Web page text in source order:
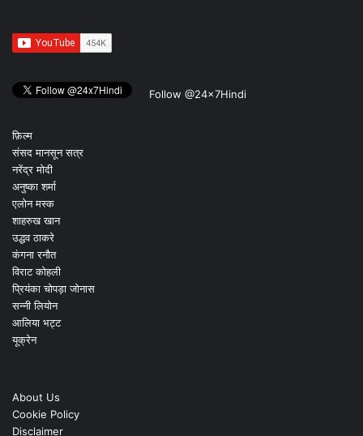
Follow @24x7Hindi
फ़िल्म
संसद मानसून सत्र
नरेंद्र मोदी
अनुष्का शर्मा
एलोन मस्क
शाहरुख खान
उद्धव ठाकरे
कंगना रनौत
विराट कोहली
प्रियंका चोपड़ा जोनास
सन्नी लियोन
आलिया भट्ट
यूक्रेन
About Us
Cookie Policy
Disclaimer